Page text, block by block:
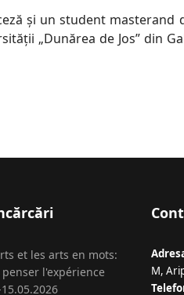
și un student masterand
„Dunărea de Jos” din
et les arts en mots:
l'expérience
M,